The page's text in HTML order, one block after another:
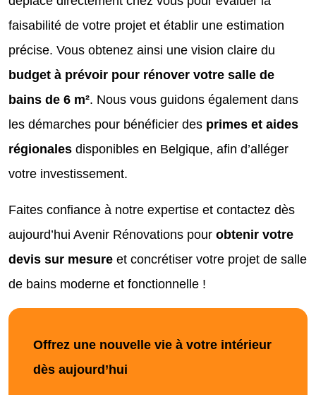
faisabilité de votre projet et établir une estimation
précise. Vous obtenez ainsi une vision claire du
budget à prévoir pour rénover votre salle de
bains de 6 m². Nous vous guidons également dans
les démarches pour bénéficier des primes et aides
régionales disponibles en Belgique, afin d’alléger
votre investissement.
Faites confiance à notre expertise et contactez dès
aujourd’hui Avenir Rénovations pour obtenir votre
devis sur mesure et concrétiser votre projet de salle
de bains moderne et fonctionnelle !
Offrez une nouvelle vie à votre intérieur
dès aujourd’hui